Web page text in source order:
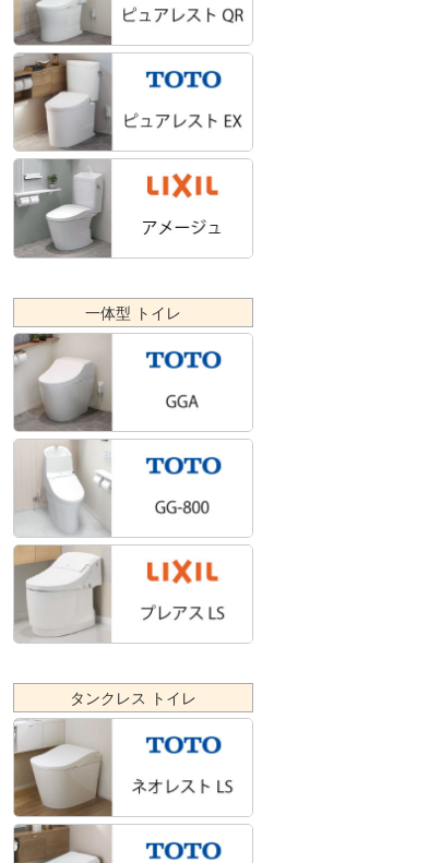
一体型 トイレ
タンクレス トイレ